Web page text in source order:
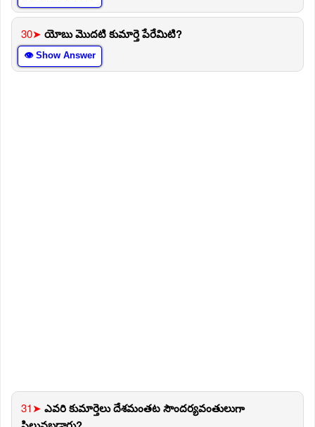
30➤ యోబు మొదటి కుమార్తె పేరేమిటి?
👁 Show Answer
31➤ ఎవరి కుమార్తెలు దేశమంతట సౌందర్యవంతులుగా